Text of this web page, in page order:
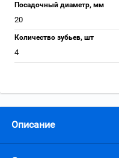
Посадочный диаметр, мм
20
Количество зубьев, шт
4
Описание